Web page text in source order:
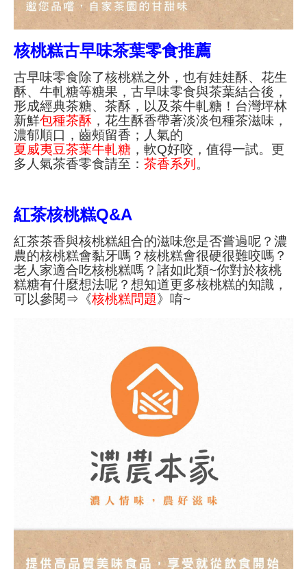
核桃糕古早味茶葉零食推薦
古早味零食除了核桃糕之外，也有娃娃酥、花生
酥、牛軋糖等糖果，古早味零食與茶葉結合後，
形成經典茶糖、茶酥，以及茶牛軋糖！ 台灣坪林
新鮮包種茶酥 ，花生酥香帶著淡淡包種茶滋味，
濃郁順口，齒頰留香； 人氣的
夏威夷豆茶葉牛軋糖 ，軟Q好咬，值得一試。更
多人氣茶香零食請至： 茶香系列 。
紅茶核桃糕Q&A
紅茶茶香與核桃糕組合的滋味您是否嘗過呢？濃
農的核桃糕會黏牙嗎？核桃糕會很硬很難咬嗎？
老人家適合吃核桃糕嗎？諸如此類~你對於核桃
糕糖有什麼想法呢？想知道更多核桃糕的知識，
可以參閱⇒《核桃糕問題》唷~